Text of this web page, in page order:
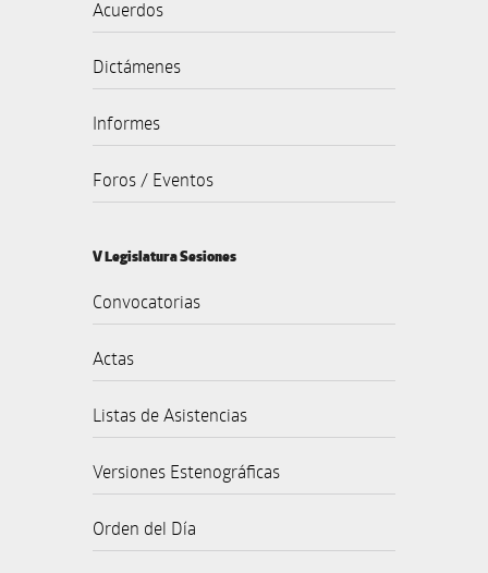
Acuerdos
Dictámenes
Informes
Foros / Eventos
V Legislatura Sesiones
Convocatorias
Actas
Listas de Asistencias
Versiones Estenográficas
Orden del Día